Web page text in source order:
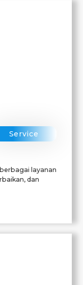
Service
layanan
dan